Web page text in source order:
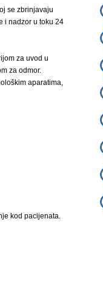
se zbrinjavaju
i nadzor u toku 24
za uvod u
za odmor.
aparatima,
kod pacijenata.